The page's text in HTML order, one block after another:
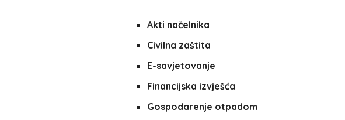
Akti načelnika
Civilna zaštita
E-savjetovanje
Financijska izvješća
Gospodarenje otpadom